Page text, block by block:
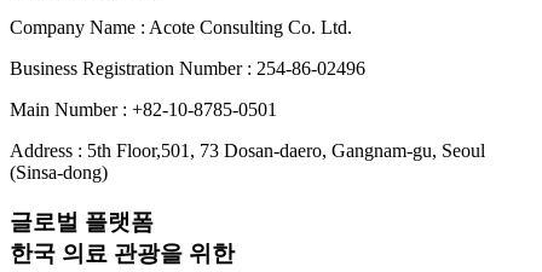
Company Name : Acote Consulting Co. Ltd.
Business Registration Number : 254-86-02496
Main Number : +82-10-8785-0501
Address : 5th Floor,501, 73 Dosan-daero, Gangnam-gu, Seoul
(Sinsa-dong)
글로벌 플랫폼
한국 의료 관광을 위한